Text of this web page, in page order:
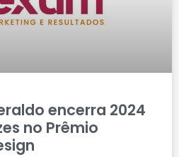
encerra 2024
no Prêmio